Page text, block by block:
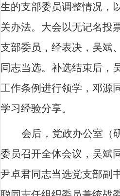
生的支部委员调整情况，
关办法。大会以无记名投
支部委员，经表决，吴斌
同志当选。补选结束后，
工作条例进行领学，邓源
学习经验分享。
会后，党政办公室（
委员召开全体会议，吴斌
尹卓君同志当选党支部副